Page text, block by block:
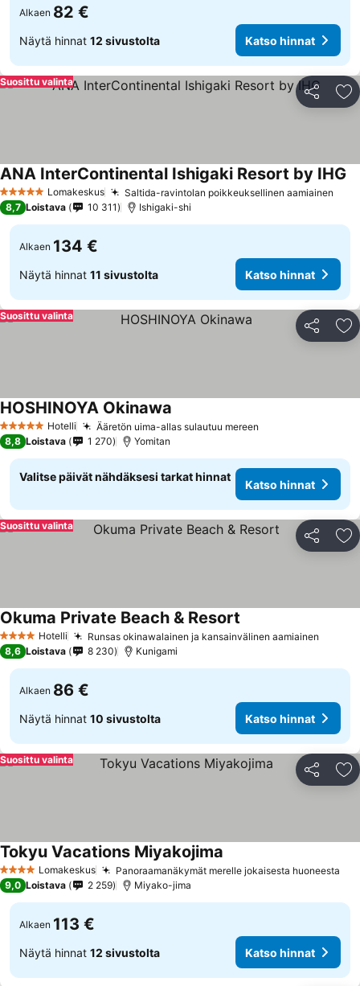
Alkaen 82 €
Näytä hinnat 12 sivustolta Katso hinnat
Jaa
Suosittu valinta
5 TähtiluokitusLomakeskus Saltida-ravintolan poikkeuksellinen aamiainen
ANA InterContinental Ishigaki Resort by IHG
8,7 Loistava 10 311 Ishigaki-shi
Alkaen 134 €
Näytä hinnat 11 sivustolta Katso hinnat
Jaa
Suosittu valinta
5 Tähtiluokitus
Hotelli Ääretön uima-allas sulautuu mereen
HOSHINOYA Okinawa
8,8 Loistava 1 270 Yomitan
Valitse päivät nähdäksesi tarkat hinnat
Katso hinnat
Jaa
Suosittu valinta
4 Tähtiluokitus
Hotelli Runsas okinawalainen ja kansainvälinen aamiainen
Okuma Private Beach & Resort
8,6 Loistava 8 230 Kunigami
Alkaen 86 €
Näytä hinnat 10 sivustolta Katso hinnat
Jaa
Suosittu valinta
4 TähtiluokitusLomakeskus Panoraamanäkymät merelle jokaisesta huoneesta
Tokyu Vacations Miyakojima
9,0 Loistava 2 259 Miyako-jima
Alkaen 113 €
Näytä hinnat 12 sivustolta Katso hinnat